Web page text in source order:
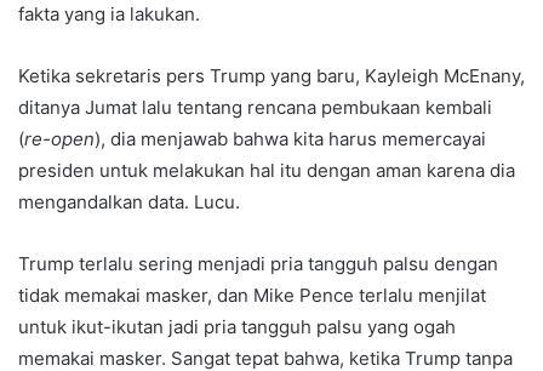
fakta yang ia lakukan.
Ketika sekretaris pers Trump yang baru, Kayleigh McEnany,
ditanya Jumat lalu tentang rencana pembukaan kembali
(re-open), dia menjawab bahwa kita harus memercayai
presiden untuk melakukan hal itu dengan aman karena dia
mengandalkan data. Lucu.
Trump terlalu sering menjadi pria tangguh palsu dengan
tidak memakai masker, dan Mike Pence terlalu menjilat
untuk ikut-ikutan jadi pria tangguh palsu yang ogah
memakai masker. Sangat tepat bahwa, ketika Trump tanpa